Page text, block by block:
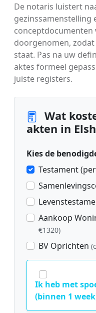
De notaris luistert
gezinssamenstelling
doorgenomen,
staat. Pas na uw
aktes formeel
juiste registers.
Wat
akten in
Kies de
Testament
Aankoop
€1320)
BV Oprichten
Ik heb met
(binnen 1